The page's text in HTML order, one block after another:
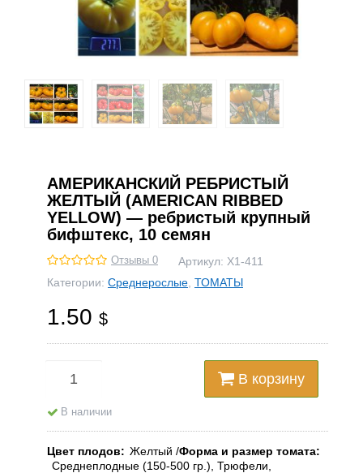
АМЕРИКАНСКИЙ РЕБРИСТЫЙ
ЖЕЛТЫЙ (AMERICAN RIBBED
YELLOW) — ребристый крупный
бифштекс, 10 семян
Отзывы 0 Артикул: Х1-411
Категории: Среднерослые ТОМАТЫ
1.50 $
В корзину
В наличии
Цвет плодов Желтый Форма и размер томата
Среднеплодные (150-500 гр.), Трюфели,